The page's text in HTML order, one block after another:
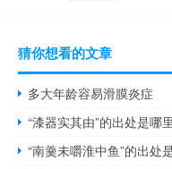
猜你想看的文章
多大年龄容易滑膜炎症
“漆器实其由”的出处是哪里
“南羹未嚼淮中鱼”的出处